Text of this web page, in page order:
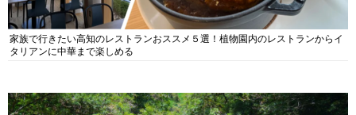
家族で行きたい高知のレストランおススメ５選！植物園内のレストランからイ
タリアンに中華まで楽しめる